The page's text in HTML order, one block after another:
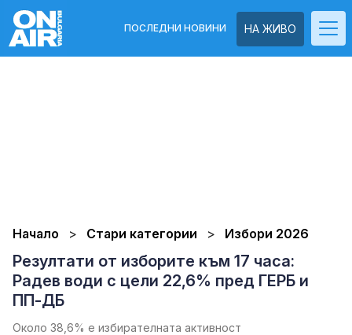
НА ЖИВО
ПОСЛЕДНИ НОВИНИ
Начало Стари категории Избори 2026
Резултати от изборите към 17 часа:
Радев води с цели 22,6% пред ГЕРБ и
ПП-ДБ
Около 38,6% е избирателната активност